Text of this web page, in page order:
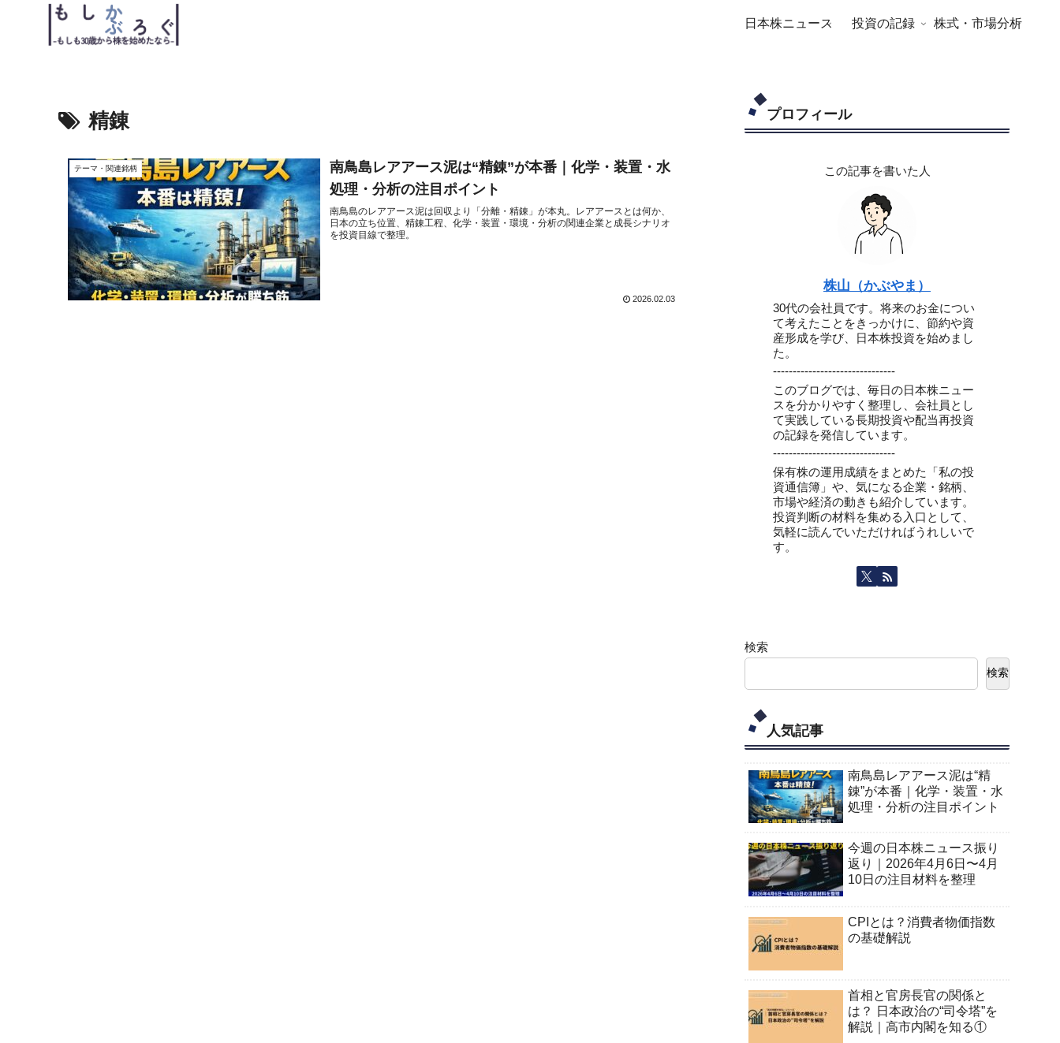
日本株ニュース 投資の記録 株式・市場分析
精錬
テーマ・関連銘柄
南鳥島レアアース泥は“精錬”が本番｜化学・装置・水
処理・分析の注目ポイント
南鳥島のレアアース泥は回収より「分離・精錬」が本丸。レアアースとは何か、
日本の立ち位置、精錬工程、化学・装置・環境・分析の関連企業と成長シナリオ
を投資目線で整理。
2026.02.03
プロフィール
この記事を書いた人
株山（かぶやま）
30代の会社員です。将来のお金につい
て考えたことをきっかけに、節約や資
産形成を学び、日本株投資を始めまし
た。
-------------------------------
このブログでは、毎日の日本株ニュー
スを分かりやすく整理し、会社員とし
て実践している長期投資や配当再投資
の記録を発信しています。
-------------------------------
保有株の運用成績をまとめた「私の投
資通信簿」や、気になる企業・銘柄、
市場や経済の動きも紹介しています。
投資判断の材料を集める入口として、
気軽に読んでいただければうれしいで
す。
検索
検索
人気記事
南鳥島レアアース泥は“精
錬”が本番｜化学・装置・水
処理・分析の注目ポイント
今週の日本株ニュース振り
返り｜2026年4月6日〜4月
10日の注目材料を整理
CPIとは？消費者物価指数
の基礎解説
首相と官房長官の関係と
は？ 日本政治の“司令塔”を
解説｜高市内閣を知る①